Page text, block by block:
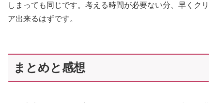
しまっても同じです。考える時間が必要ない分、早くクリ
ア出来るはずです。
まとめと感想